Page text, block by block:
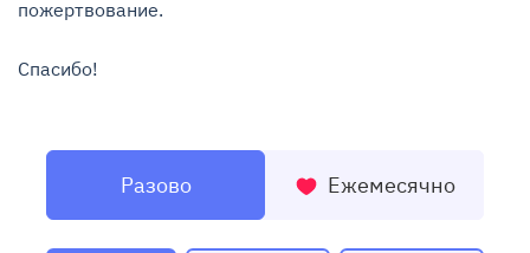
пожертвование.
Спасибо!
Разово Ежемесячно